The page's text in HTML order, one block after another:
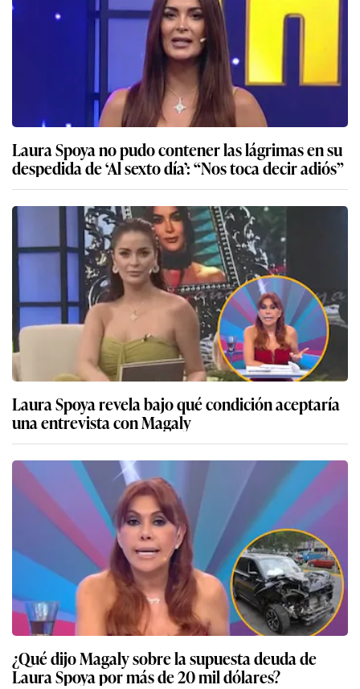
Laura Spoya no pudo contener las lágrimas en su
despedida de ‘Al sexto día’: “Nos toca decir adiós”
Laura Spoya revela bajo qué condición aceptaría
una entrevista con Magaly
¿Qué dijo Magaly sobre la supuesta deuda de
Laura Spoya por más de 20 mil dólares?